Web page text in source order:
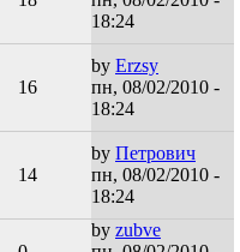
18:24
16
by Erzsy
пн, 08/02/2010 -
18:24
14
by Петрович
пн, 08/02/2010 -
18:24
by zubve